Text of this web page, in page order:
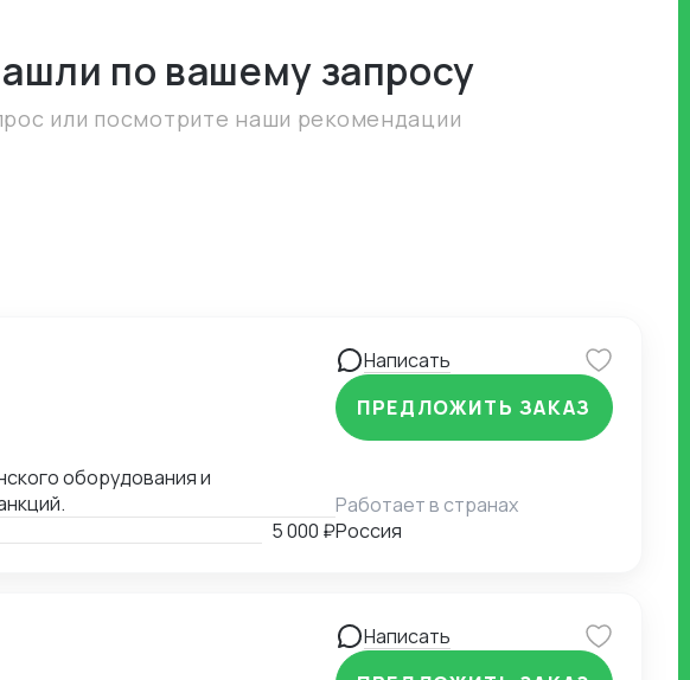
по вашему запросу
или посмотрите наши рекомендации
оборудования и
5 000 ₽
Написать
ПРЕДЛОЖИТЬ ЗАКАЗ
Работает в странах
Россия
Написать